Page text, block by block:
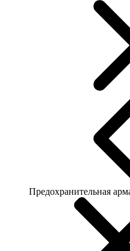
Предохранительная